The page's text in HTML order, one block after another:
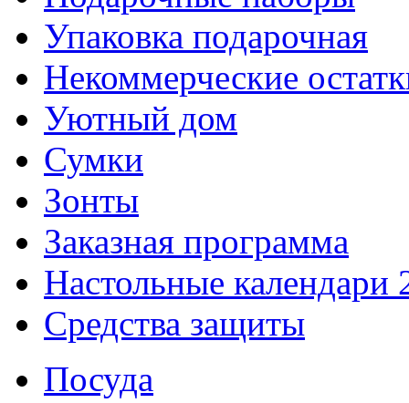
Упаковка подарочная
Некоммерческие
Уютный дом
Сумки
Зонты
Заказная программа
Настольные календари
Средства защиты
Посуда